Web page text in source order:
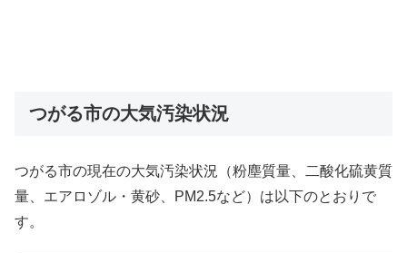
つがる市の大気汚染状況
つがる市の現在の大気汚染状況（粉塵質量、二酸化硫黄質
量、エアロゾル・黄砂、PM2.5など）は以下のとおりで
す。